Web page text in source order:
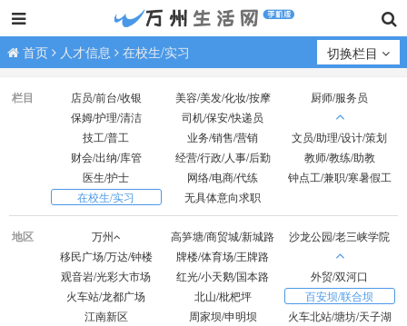
首页 人才信息 在校生/实习 切换栏目
栏目 店员/前台/收银 美容/美发/化妆/按摩
厨师/服务员
保姆/护理/清洁
司机/保安/快递员
技工/普工
业务/销售/营销
文员/助理/设计/策划
财会/出纳/库管
经营/行政/人事/后勤
教师/教练/助教
医生/护士
网络/电商/代练
钟点工/兼职/寒暑假工
在校生/实习
无具体意向求职
地区 万州 高笋塘/商贸城/新城路
沙龙公园/老三峡学院
移民广场/万达/钟楼
牌楼/体育场/王牌路
观音岩/光彩大市场
红光/小天鹅/国本路
外贸/双河口
火车站/龙都广场
北山/枇杷坪
百安坝/联合坝
江南新区
周家坝/申明坝
火车北站/塘坊/天子湖